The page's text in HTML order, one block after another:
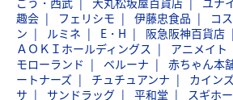
趣会
フェリシモ 伊藤忠食品 コ
ン
ルミネ E・H 阪急阪神百貨店
ＡＯＫＩホールディングス
アニメイト
モローランド
ベルーナ 赤ちゃん本
ートナーズ
チュチュアンナ カイン
サ
サンドラッグ 平和堂 スギホ